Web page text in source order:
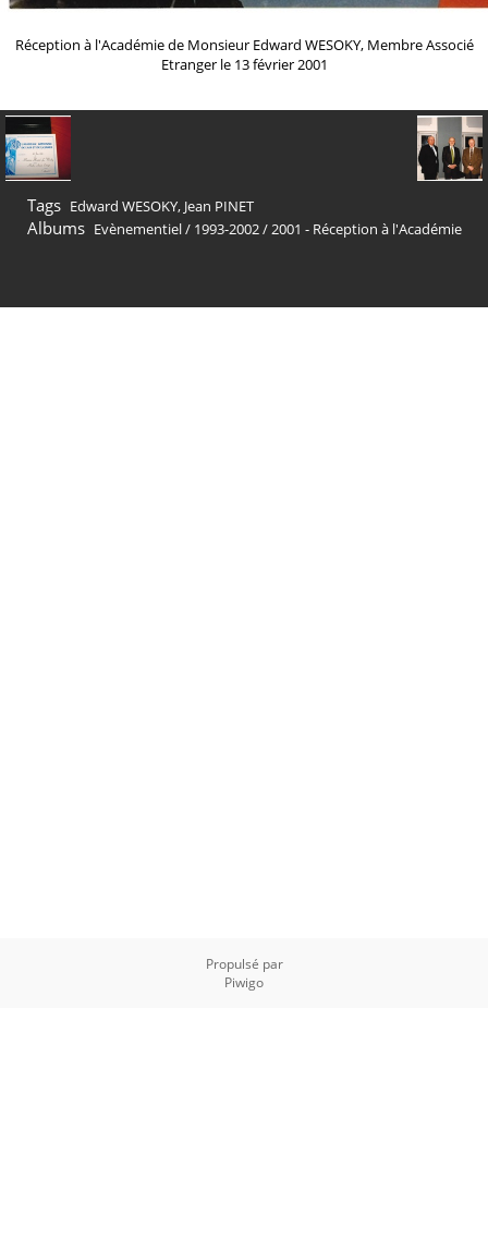
Réception à l'Académie de Monsieur Edward WESOKY, Membre Associé
Etranger le 13 février 2001
Tags Edward WESOKY, Jean PINET
Albums Evènementiel/ 1993-2002/2001 - Réception à l'Académie
Propulsé par
Piwigo